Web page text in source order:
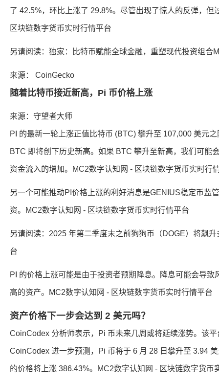
了 42.5%，环比上涨了 29.8%。尽管出现了惊人的反弹，
区块链数字货币实时行情平台
另请阅读：独家：比特币赋能全球金融，重塑现代投资组合
来源： CoinGecko
随着比特币接近新高，Pi 币价格上涨
来源：守望者大师
PI 的最新一轮上涨正值比特币 (BTC) 攀升至 107,000 美元
BTC 即将创下历史新高。如果 BTC 攀升至新高，我们可能
资金流入的增加。MC2数字认知网 - 区块链数字货币实时行
另一个可能推动PI价格上涨的利好消息是GENIUS稳定币监
资。MC2数字认知网 - 区块链数字货币实时行情平台
另请阅读：2025 年第二季度末之前狗狗币（DOGE）将飙
台
PI 的价格上涨可能是由于投资者预期降息。降息可能会导
高的资产。MC2数字认知网 - 区块链数字货币实时行情平台
资产价格下一步会达到 2 美元吗？
CoinCodex 分析师表示，Pi 币未来几周或将延续涨势。该
CoinCodex 进一步预测，Pi 币将于 6 月 28 日攀升至 3.94
的价格将上涨 386.43%。MC2数字认知网 - 区块链数字货币